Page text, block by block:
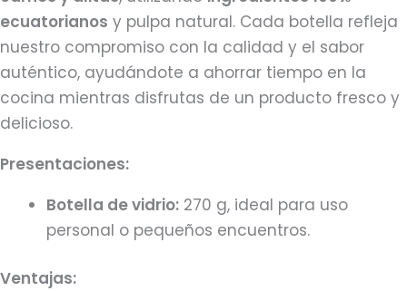
ecuatorianos y pulpa natural. Cada botella refleja
nuestro compromiso con la calidad y el sabor
auténtico, ayudándote a ahorrar tiempo en la
cocina mientras disfrutas de un producto fresco y
delicioso.
Presentaciones:
Botella de vidrio: 270 g, ideal para uso
personal o pequeños encuentros.
Ventajas: